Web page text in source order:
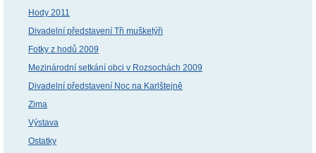
Hody 2011
Divadelní představení Tři mušketýři
Fotky z hodů 2009
Mezinárodní setkání obci v Rozsochách 2009
Divadelní představení Noc na Karlštejně
Zima
Výstava
Ostatky